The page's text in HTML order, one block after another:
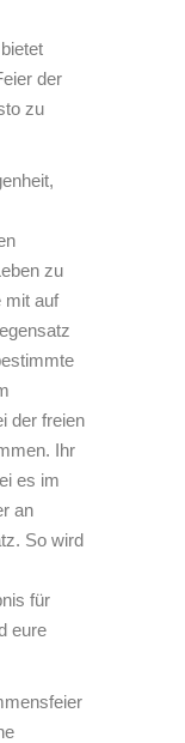
der
zu
zu
mit auf
der freien
Ihr
es im
an
So wird
für
eure